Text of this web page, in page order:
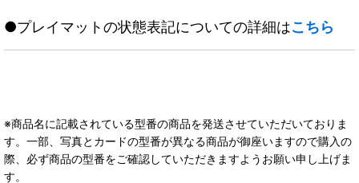
●プレイマットの状態表記についての詳細はこちら
※商品名に記載されている型番の商品を発送させていただいておりま
す。一部、写真とカードの型番が異なる商品が御座いますので購入の
際、必ず商品の型番をご確認していただきますようお願い申し上げま
す。